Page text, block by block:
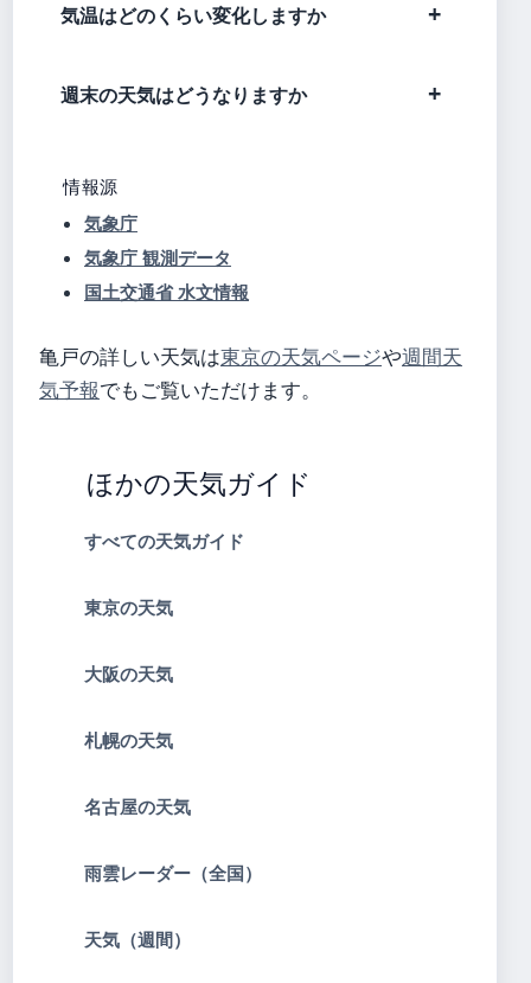
気温はどのくらい変化しますか
週末の天気はどうなりますか
情報源
気象庁
気象庁 観測データ
国土交通省 水文情報
亀戸の詳しい天気は東京の天気ページや週間天
気予報でもご覧いただけます。
ほかの天気ガイド
すべての天気ガイド
東京の天気
大阪の天気
札幌の天気
名古屋の天気
雨雲レーダー（全国）
天気（週間）